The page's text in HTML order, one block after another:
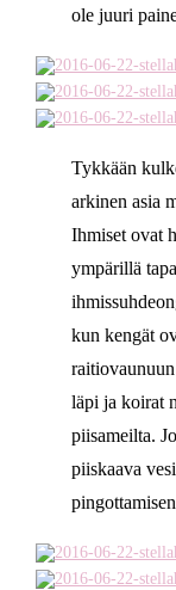
ole juuri
Tykkään
arkinen asia
Ihmiset ovat
ympärillä
kun kengät
läpi ja koirat
piisameilta.
piiskaava